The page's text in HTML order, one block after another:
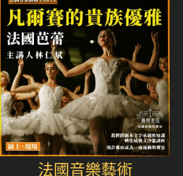
法國音樂藝術